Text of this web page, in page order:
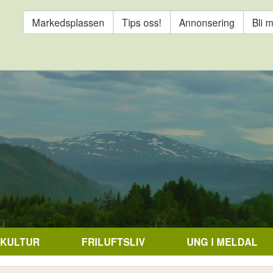
Markedsplassen Tips oss! Annonsering Bli
KULTUR FRILUFTSLIV UNG I MELDAL